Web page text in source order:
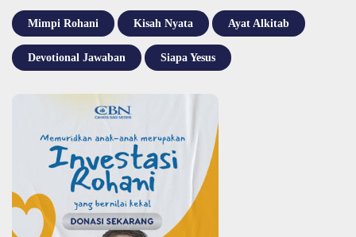
Mimpi Rohani Kisah Nyata Ayat Alkitab
Devotional Jawaban Siapa Yesus